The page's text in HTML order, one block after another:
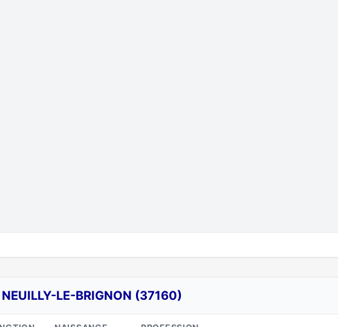
LE-BRIGNON (37160)